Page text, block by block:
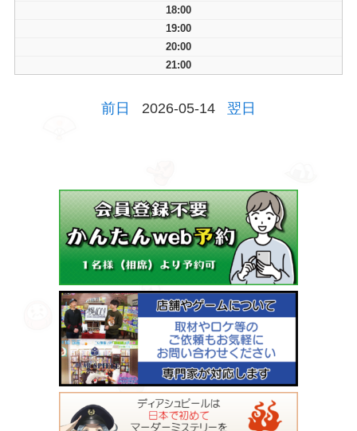
18:00
19:00
20:00
21:00
前日 2026-05-14 翌日